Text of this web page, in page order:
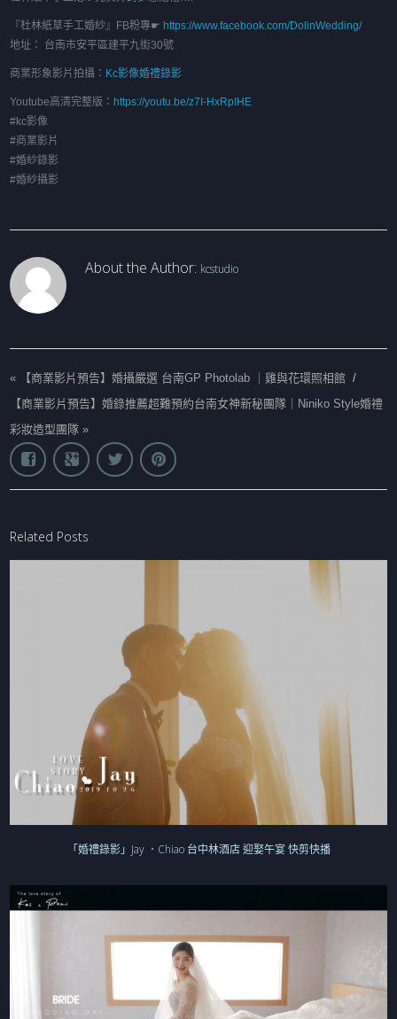
『杜林紙草手工婚紗』FB粉專☛ https://www.facebook.com/DolinWedding/
地址： 台南市安平區建平九街30號
商業形象影片拍攝： Kc影像婚禮錄影
Youtube高清完整版： https://youtu.be/z7I-HxRpIHE
#kc影像
#商業影片
#婚紗錄影
#婚紗攝影
About the Author: kcstudio
« 【商業影片預告】婚攝嚴選 台南GP Photolab ｜雞與花環照相館 /
【商業影片預告】婚錄推薦超難預約台南女神新秘團隊｜Niniko Style婚禮
彩妝造型團隊 »
Related Posts
「婚禮錄影」Jay ．Chiao 台中林酒店 迎娶午宴 快剪快播